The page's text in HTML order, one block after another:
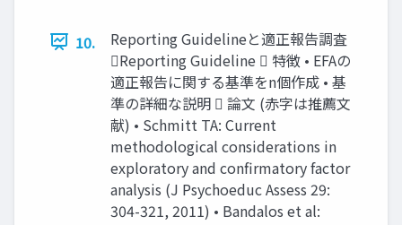
10.
Reporting Guidelineと適正報告調査
Reporting Guideline  特徴 • EFAの
適正報告に関する基準をn個作成 • 基
準の詳細な説明  論文 (赤字は推薦文
献) • Schmitt TA: Current
methodological considerations in
exploratory and confirmatory factor
analysis (J Psychoeduc Assess 29:
304-321, 2011) • Bandalos et al: